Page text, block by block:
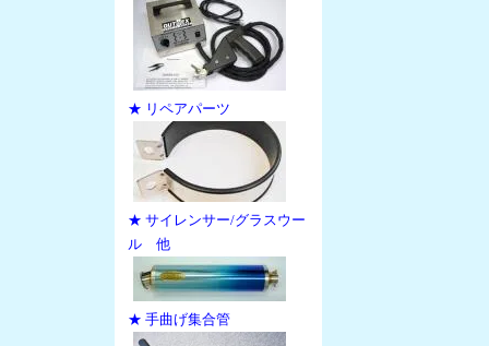
★ リペアパーツ
★ サイレンサー/グラスウー
ル 他
★ 手曲げ集合管